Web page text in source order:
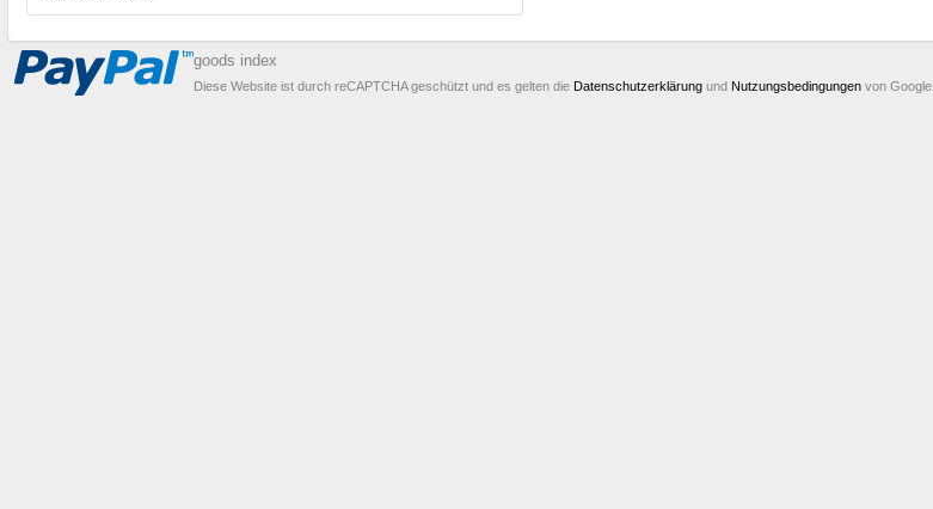
goods index
Diese Website ist durch reCAPTCHA geschützt und es gelten die Datenschutzerklärung und Nutzungsbedingungen von Google.